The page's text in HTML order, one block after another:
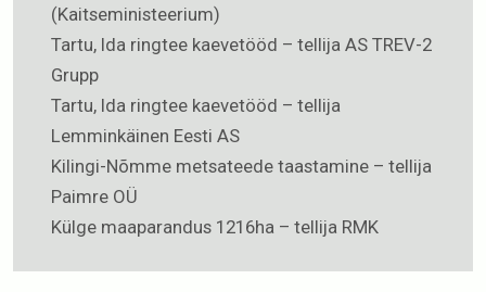
(Kaitseministeerium)
Tartu, Ida ringtee kaevetööd – tellija AS TREV-2
Grupp
Tartu, Ida ringtee kaevetööd – tellija
Lemminkäinen Eesti AS
Kilingi-Nõmme metsateede taastamine – tellija
Paimre OÜ
Külge maaparandus 1216ha – tellija RMK